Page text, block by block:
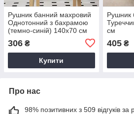
Рушник банний махровий
Однотонний з бахрамою
(темно-синій) 140х70 см
306 ₴
Купити
Рушник
см
405₴
Про нас
98% позитивних з 509 відгуків за